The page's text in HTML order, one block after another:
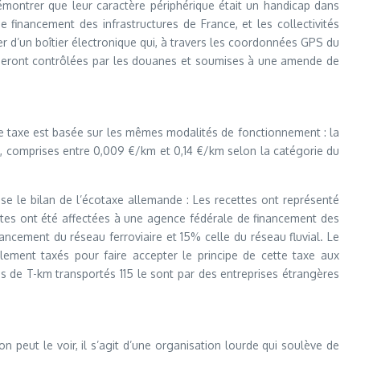
que leur caractère périphérique était un handicap dans
financement des infrastructures de France, et les collectivités
boîtier électronique qui, à travers les coordonnées GPS du
contrôlées par les douanes et soumises à une amende de
taxe est basée sur les mêmes modalités de fonctionnement : la
comprises entre 0,009 €/km et 0,14 €/km selon la catégorie du
le bilan de l’écotaxe allemande : Les recettes ont représenté
ont été affectées à une agence fédérale de financement des
du réseau ferroviaire et 15% celle du réseau fluvial. Le
taxés pour faire accepter le principe de cette taxe aux
T-km transportés 115 le sont par des entreprises étrangères
peut le voir, il s’agit d’une organisation lourde qui soulève de